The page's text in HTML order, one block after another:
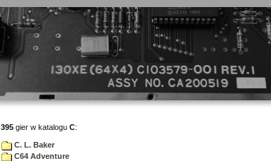
395 gier w katalogu C:
C. L. Baker
C64 Adventure